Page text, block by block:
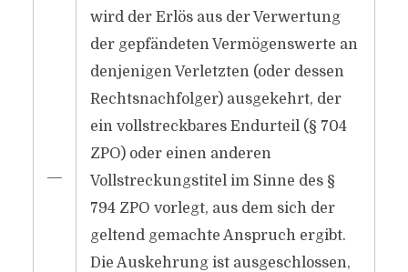
―
wird der Erlös aus der Verwertung
der gepfändeten Vermögenswerte an
denjenigen Verletzten (oder dessen
Rechtsnachfolger) ausgekehrt, der
ein vollstreckbares Endurteil (§ 704
ZPO) oder einen anderen
Vollstreckungstitel im Sinne des §
794 ZPO vorlegt, aus dem sich der
geltend gemachte Anspruch ergibt.
Die Auskehrung ist ausgeschlossen,